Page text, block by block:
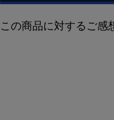
この商品に対するご感